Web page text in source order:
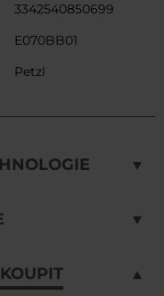
3342540850699
E070BB01
Petzl